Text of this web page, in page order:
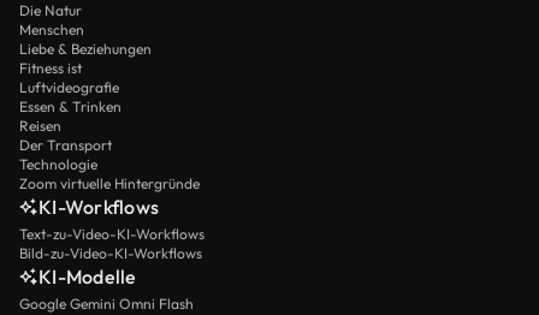
Die Natur
Menschen
Liebe & Beziehungen
Fitness ist
Luftvideografie
Essen & Trinken
Reisen
Der Transport
Technologie
Zoom virtuelle Hintergründe
KI-Workflows
Text-zu-Video-KI-Workflows
Bild-zu-Video-KI-Workflows
KI-Modelle
Google Gemini Omni Flash